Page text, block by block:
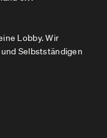
Lobby. Wir
Selbstständigen